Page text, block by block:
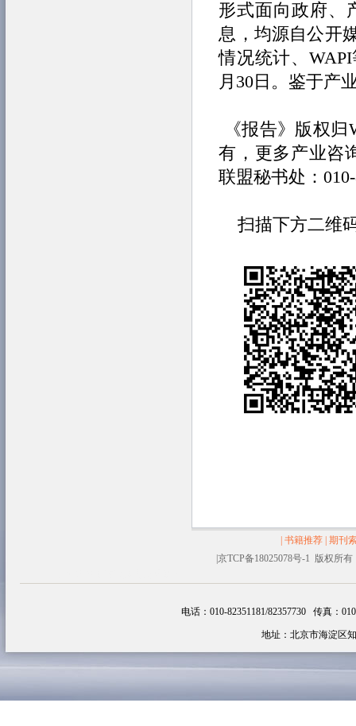
形式面向政府、
息，均源自公开
情况统计、
月30日。鉴于产
《报告》版权
有，更多产业咨
联盟秘书处：
扫描下方二维
|书籍推荐 |期刊
|京TCP备18025078号-1 版权所
电话：010-82351181/82357730 传真：
地址：北京市海淀区